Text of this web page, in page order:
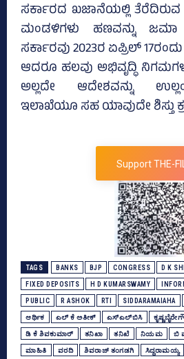
ಸರ್ಕಾರದ ಖಜಾನೆಯಲ್ಲಿ
ಮಂಡಳಿಗಳು ಹಣವನ್ನು ಜಮಾ
ಸರ್ಕಾರವು 2023ರ ಏಪ್ರಿಲ್‌
ಆದರೂ ಹಲವು ಅಭಿವೃದ್ಧಿ
ಅಲ್ಲದೇ ಆದೇಶವನ್ನು
ಇಲಾಖೆಯೂ ಸಹ ಯಾವುದೇ ಶಿಸ್ತು
Support THE-
TAGS BANKS BJP CONGRESS D K
FIXED DEPOSITS H D KUMARSWAMY
PUBLIC R ASHOK RTI SIDDARAMAIAHA
ಆರ್ಥಿಕ ಎಲ್‌ ಕೆ ಅತೀಕ್‌ ಎಸ್‌ಎಲ್‌ಬಿಸಿ
ಡಿ ಕೆ ಶಿವಕುಮಾರ್ ತನಿಖಾ ತನಿಖೆ ನಿಯಮ ಬಿ
ಮಾಹಿತಿ ವರದಿ ಶಿವರಾಜ್ ತಂಗಡಗಿ ಸಿದ್ದರಾಮಯ್ಯ